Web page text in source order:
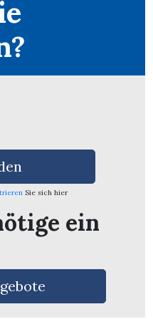
Sie sich hier
ein